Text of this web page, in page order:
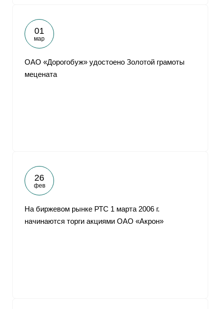
01
мар
ОАО «Дорогобуж» удостоено Золотой грамоты
мецената
26
фев
На биржевом рынке РТС 1 марта 2006 г.
начинаются торги акциями ОАО «Акрон»